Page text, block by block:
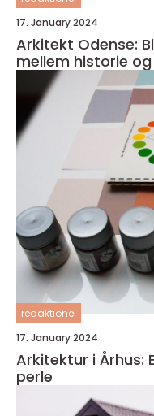
17. January 2024
Arkitekt Odense:
mellem historie
redaktionel
17. January 2024
Arkitektur i Århus:
perle